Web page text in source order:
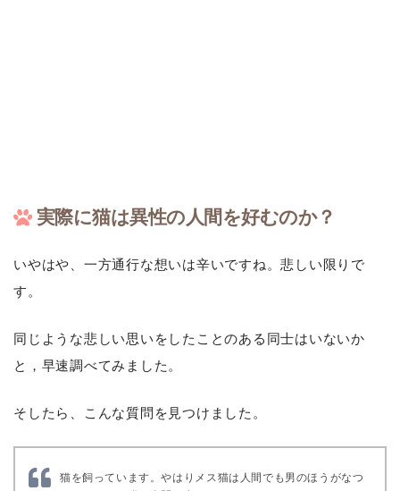
実際に猫は異性の人間を好むのか？
いやはや、一方通行な想いは辛いですね。悲しい限りで
す。
同じような悲しい思いをしたことのある同士はいないか
と，早速調べてみました。
そしたら、こんな質問を見つけました。
猫を飼っています。やはりメス猫は人間でも男のほうがなつ